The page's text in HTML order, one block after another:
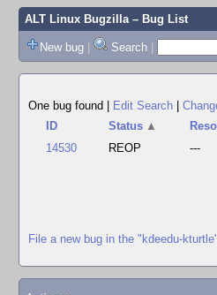
ALT Linux Bugzilla– Bug List
New bug | Search |
One bug found
Edit Search
ID
Status ▲
14530
REOP ---
File a new bug in the "kdeedu-